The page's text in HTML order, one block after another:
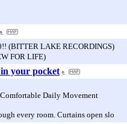
(BITTER LAKE RECORDINGS)
FOR LIFE)
your pocket
Daily Movement
every room. Curtains open slo